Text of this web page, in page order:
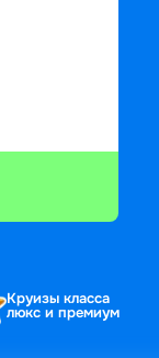
Круизы класса
люкс и премиум